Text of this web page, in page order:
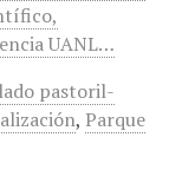
UANL…
pastoril-
, Parque